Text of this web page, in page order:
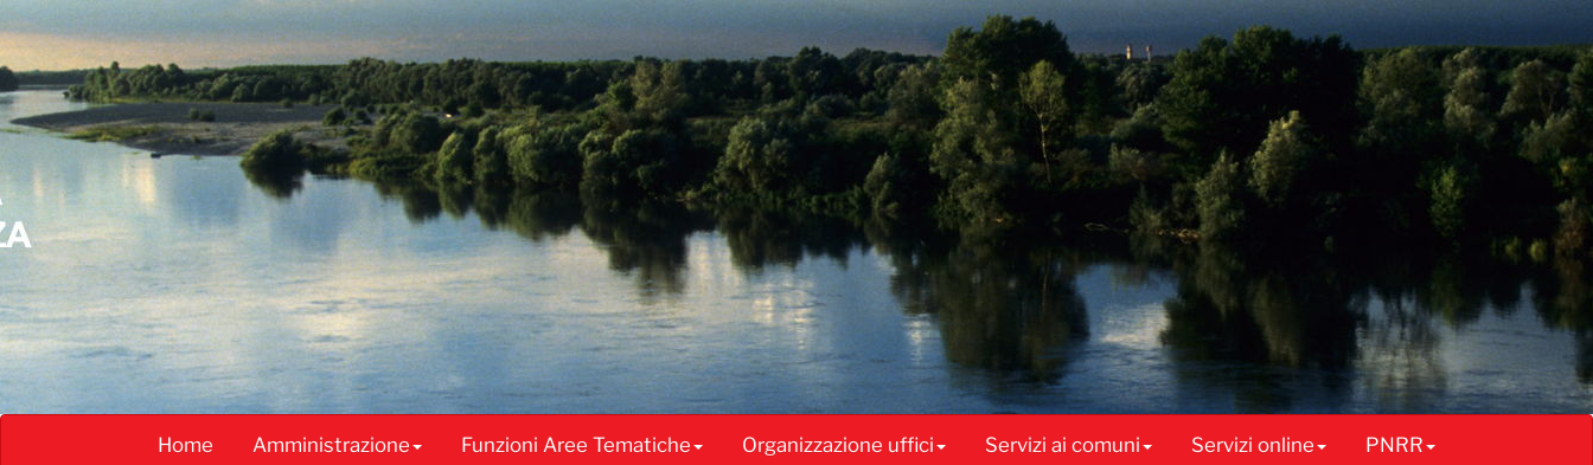
al
contenuto
principale
Home Amministrazione Funzioni Aree Tematiche Organizzazione uffici Servizi ai comuni Servizi online PNRR